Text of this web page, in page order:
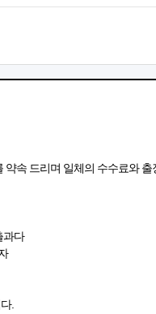
속 드리며 일체의 수수료와
과다
.